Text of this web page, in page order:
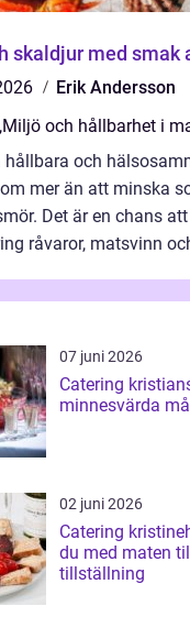
skaldjur med smak
Erik Andersson
,Miljö och hållbarhet i
hållbara och
mer än att minska
Det är en chans
råvaror, matsvinn
07 juni 2026
Catering
minnesvärda
02 juni 2026
Catering kristinehamn
du med maten
tillställning